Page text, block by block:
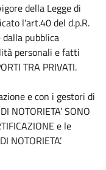
della Legge di
l'art.40 del d.p.R.
pubblica
personali e fatti
TRA PRIVATI.
e con i gestori di
NOTORIETA’ SONO
e le
NOTORIETA’.